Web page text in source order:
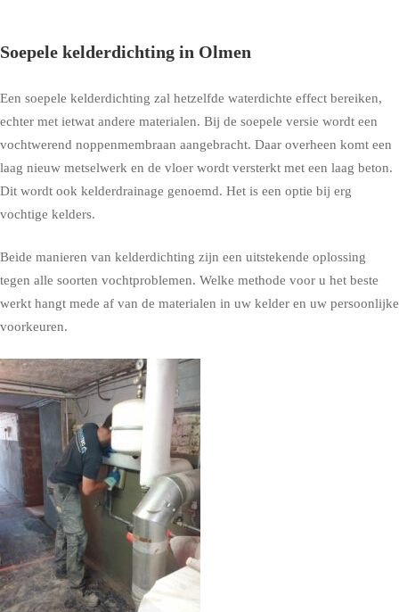
Soepele kelderdichting in Olmen
Een soepele kelderdichting zal hetzelfde waterdichte effect bereiken,
echter met ietwat andere materialen. Bij de soepele versie wordt een
vochtwerend noppenmembraan aangebracht. Daar overheen komt een
laag nieuw metselwerk en de vloer wordt versterkt met een laag beton.
Dit wordt ook kelderdrainage genoemd. Het is een optie bij erg
vochtige kelders.
Beide manieren van kelderdichting zijn een uitstekende oplossing
tegen alle soorten vochtproblemen. Welke methode voor u het beste
werkt hangt mede af van de materialen in uw kelder en uw persoonlijke
voorkeuren.